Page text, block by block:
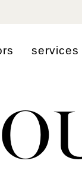
rs services